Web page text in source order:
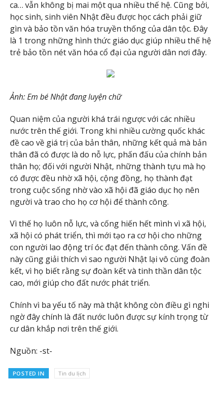
ca… vẫn không bị mai một qua nhiều thế hệ. Cũng bởi,
học sinh, sinh viên Nhật đều được học cách phải giữ
gìn và bảo tồn văn hóa truyền thống của dân tộc. Đây
là 1 trong những hình thức giáo dục giúp nhiều thế hệ
trẻ bảo tồn nét văn hóa cổ đại của người dân nơi đây.
Ảnh: Em bé Nhật đang luyện chữ
Quan niệm của người khá trái ngược với các nhiều
nước trên thế giới. Trong khi nhiều cường quốc khác
đề cao về giá trị của bản thân, những kết quả mà bản
thân đã có được là do nỗ lực, phấn đấu của chính bản
thân họ; đối với người Nhật, những thành tựu mà họ
có được đều nhờ xã hội, cộng đồng, họ thành đạt
trong cuộc sống nhờ vào xã hội đã giáo dục họ nên
người và trao cho họ cơ hội để thành công.
Vì thế họ luôn nỗ lực, và cống hiến hết mình vì xã hội,
xã hội có phát triển, thì mới tạo ra cơ hội cho những
con người lao động trí óc đạt đến thành công. Vấn đề
này cũng giải thích vì sao người Nhật lại vô cùng đoàn
kết, vì họ biết rằng sự đoàn kết và tinh thần dân tộc
cao, mới giúp cho đất nước phát triển.
Chính vì ba yếu tố này mà thật không còn điều gì nghi
ngờ đây chính là đất nước luôn được sự kính trọng từ
cư dân khắp nơi trên thế giới.
Nguồn: -st-
POSTED IN Tin du lịch